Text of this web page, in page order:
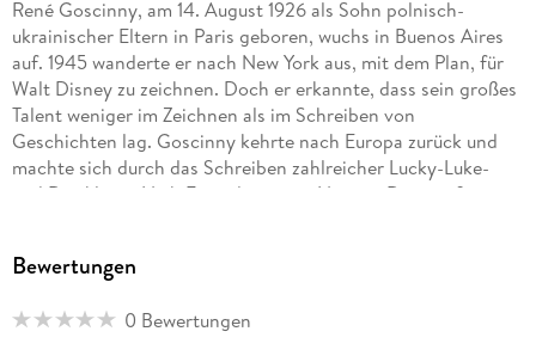
René Goscinny, am 14. August 1926 als Sohn polnisch-
ukrainischer Eltern in Paris geboren, wuchs in Buenos Aires
auf. 1945 wanderte er nach New York aus, mit dem Plan, für
Walt Disney zu zeichnen. Doch er erkannte, dass sein großes
Talent weniger im Zeichnen als im Schreiben von
Geschichten lag. Goscinny kehrte nach Europa zurück und
machte sich durch das Schreiben zahlreicher Lucky-Luke-
und Der-kleine-Nick-Episoden einen Namen. Den größten
während einer ärztlichen Untersuchung.
Albert Uderzo erblickte am 25. April 1927 in Fismes
Bewertungen
0 Bewertungen